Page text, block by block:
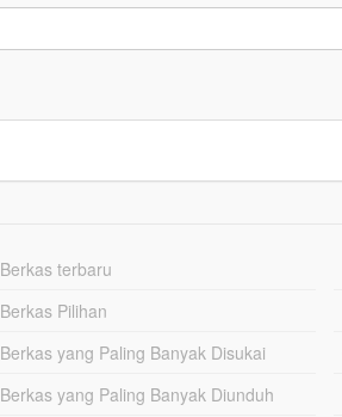
Berkas terbaru
Berkas Pilihan
Berkas yang Paling Banyak Disukai
Berkas yang Paling Banyak Diunduh